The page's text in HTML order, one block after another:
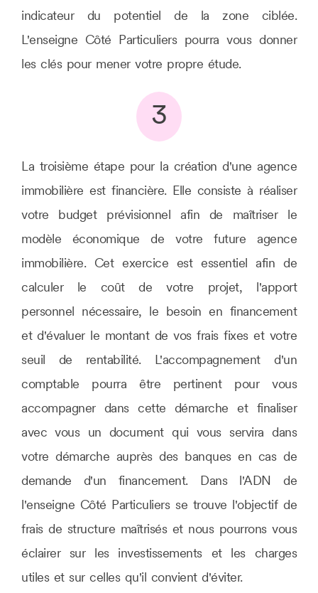
indicateur du potentiel de la zone ciblée.
L'enseigne Côté Particuliers pourra vous donner
les clés pour mener votre propre étude.
3
La troisième étape pour la création d'une agence
immobilière est financière. Elle consiste à réaliser
votre budget prévisionnel afin de maîtriser le
modèle économique de votre future agence
immobilière. Cet exercice est essentiel afin de
calculer le coût de votre projet, l'apport
personnel nécessaire, le besoin en financement
et d'évaluer le montant de vos frais fixes et votre
seuil de rentabilité. L'accompagnement d'un
comptable pourra être pertinent pour vous
accompagner dans cette démarche et finaliser
avec vous un document qui vous servira dans
votre démarche auprès des banques en cas de
demande d'un financement. Dans l'ADN de
l'enseigne Côté Particuliers se trouve l'objectif de
frais de structure maîtrisés et nous pourrons vous
éclairer sur les investissements et les charges
utiles et sur celles qu'il convient d'éviter.